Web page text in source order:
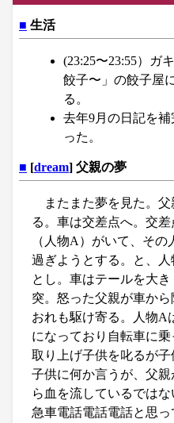
■ 生活
(23:25〜23:55）ガ
餃子〜」の餃子屋
る。
去年9月の日記を
った。
■ [dream] 父親の夢
またまた夢を見た。
る。車は交差点へ。交
（人物A）がいて、そ
過ぎようとする。と、
とし。車はテールを大
突。怒った父親が車から
おれも駆け寄る。人物A
になっており自転車に
取り上げ子供を叱るが
子供に何か言うが、父
ら血を流しているでは
急車電話電話電話と思